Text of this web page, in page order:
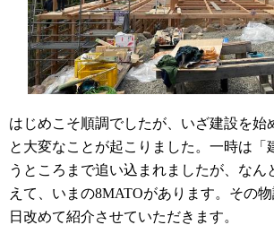
はじめこそ順調でしたが、いざ建設を始
と大変なことが起こりました。一時は「
うところまで追い込まれましたが、なん
えて、いまの8MATOがあります。その
日改めて紹介させていただきます。